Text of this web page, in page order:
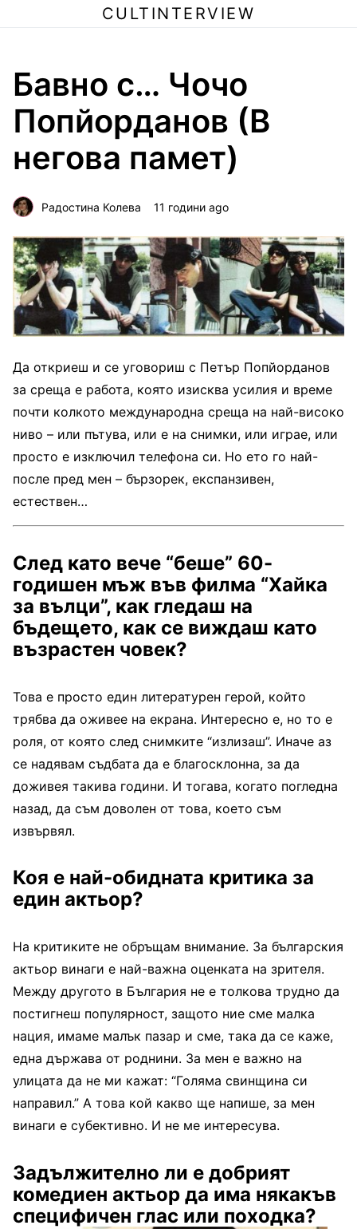
CULTINTERVIEW
Бавно с… Чочо
Попйорданов (В
негова памет)
Радостина Колева 11 години ago
Да откриеш и се угово­риш с Петър Попйорданов
за среща е работа, която изисква усилия и време
поч­ти колкото международна среща на най-високо
ниво – или пътува, или е на сним­ки, или играе, или
просто е изключил телефона си. Но ето го най-
после пред мен – бързорек, експанзивен,
естествен…
След като вече “беше” 60-
годишен мъж във филма “Хайка
за вълци”, как гледаш на
бъдещето, как се виждаш като
възрастен човек?
Това е просто един литературен герой, който
трябва да оживее на екрана. Интересно е, но то е
роля, от която след снимките “излизаш”. Иначе аз
се надявам съдбата да е благосклонна, за да
доживея такива годи­ни. И тогава, когато поглед­на
назад, да съм доволен от това, което съм
извървял.
Коя е най-обидната кри­тика за
един актьор?
На критиките не обръ­щам внимание. За българс­кия
актьор винаги е най-важна оценката на зрителя.
Между другото в България не е толкова трудно да
пос­тигнеш популярност, защото ние сме малка
нация, имаме малък пазар и сме, така да се каже,
една държава от роднини. За мен е важно на
улицата да не ми кажат: “Го­ляма свинщина си
напра­вил.” А това кой какво ще напише, за мен
винаги е су­бективно. И не ме интересу­ва.
Задължително ли е доб­рият
комедиен актьор да има някакъв
специфичен глас или походка?